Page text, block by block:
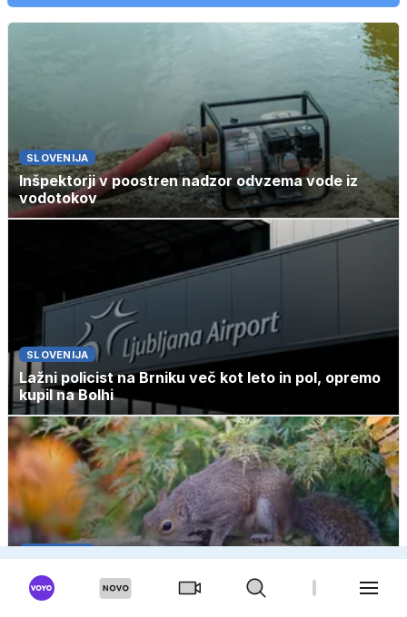
SLOVENIJA
Inšpektorji v poostren nadzor odvzema vode iz
vodotokov
SLOVENIJA
Lažni policist na Brniku več kot leto in pol, opremo
kupil na Bolhi
Peklenski dnevi za srne, ježe, ptice ...: s preprosto
gesto rešite življenje